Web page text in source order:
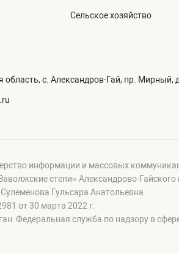
Сельское хозяйство
область, с. Александров-Гай, пр. Мирный,
информации и массовых
степи» Александрово-
Гульсара Анатольевна
от 30 марта 2022 г.
Федеральная служба по надзору в